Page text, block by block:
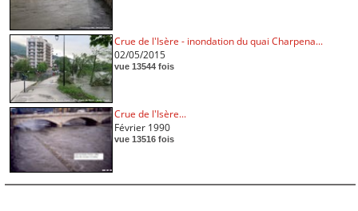
Crue de l'Isère - inondation du quai Charpena...
02/05/2015
vue 13544 fois
Crue de l'Isère...
Février 1990
vue 13516 fois